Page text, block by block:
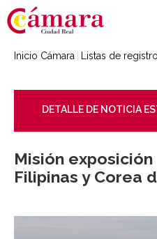
Inicio Cámara Listas de
DETALLE DE NOTICIA
Misión
Filipinas y Corea